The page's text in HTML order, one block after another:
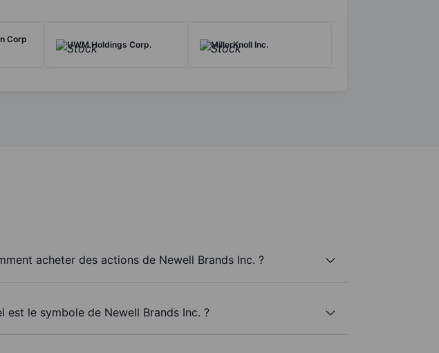
Corp
UWM Holdings Corp. MillerKnoll Inc.
acheter des actions de Newell Brands Inc. ?
est le symbole de Newell Brands Inc. ?